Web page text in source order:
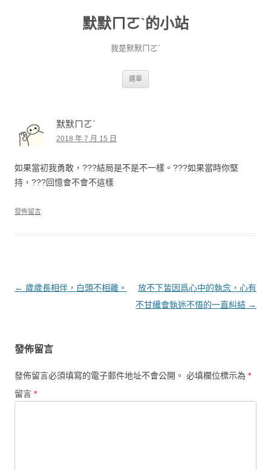
默默ㄇㄛˋ的小站
我是默默ㄇㄛˋ
選單
默默ㄇㄛˋ
2018 年 7 月 15 日
如果當初我勇敢，???結局是不是不一樣。???如果當時你堅
持，???回憶會不會不這樣
發佈留言
文章導覽
← 歲歲長相伴，白頭不相離。
放不下皆因爲心中的執念，心有
不甘纔會執迷不悟的一直糾結 →
發佈留言
發佈留言必須填寫的電子郵件地址不會公開。 必填欄位標示為 *
留言 *